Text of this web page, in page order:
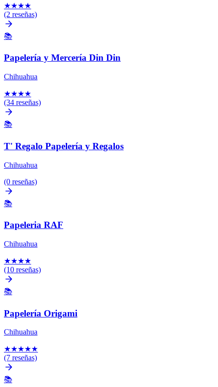
★★★★
(2 reseñas)
📚
Papelería y Mercería Din Din
Chihuahua
★★★★
(34 reseñas)
📚
T' Regalo Papelería y Regalos
Chihuahua
(0 reseñas)
📚
Papeleria RAF
Chihuahua
★★★★
(10 reseñas)
📚
Papelería Origami
Chihuahua
★★★★★
(7 reseñas)
📚